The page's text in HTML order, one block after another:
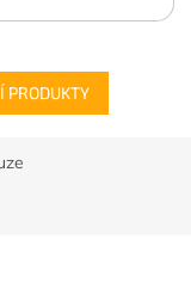
PRODUKTY